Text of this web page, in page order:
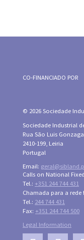
CO-FINANCIADO POR
© 2026 Sociedade
Sociedade Industrial
Rua São Luis
2410-199, Leiria
Portugal
Email:
Calls on National
Tel.: +351 244 744 431
Chamada para a
Tel.: 244 744 431
Fax: +351 244 744 500
Legal Information